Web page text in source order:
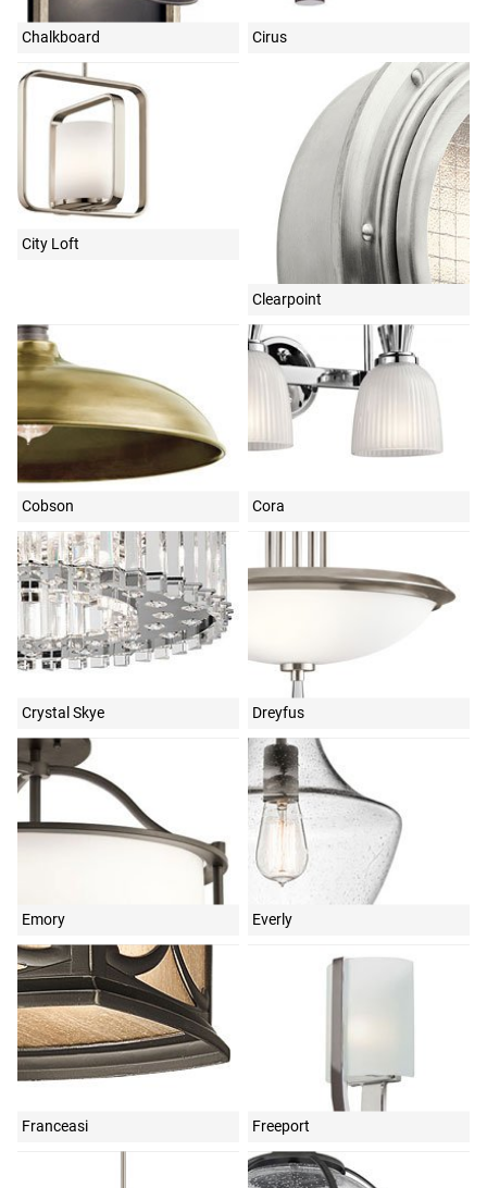
Chalkboard Cirus
City Loft
Clearpoint
Cobson Cora
Crystal Skye Dreyfus
Emory Everly
Franceasi Freeport